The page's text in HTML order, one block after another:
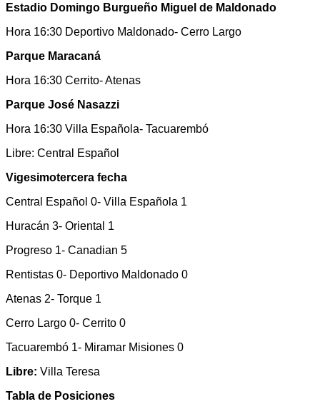
Estadio Domingo Burgueño Miguel de Maldonado
Hora 16:30 Deportivo Maldonado- Cerro Largo
Parque Maracaná
Hora 16:30 Cerrito- Atenas
Parque José Nasazzi
Hora 16:30 Villa Española- Tacuarembó
Libre: Central Español
Vigesimotercera fecha
Central Español 0- Villa Española 1
Huracán 3- Oriental 1
Progreso 1- Canadian 5
Rentistas 0- Deportivo Maldonado 0
Atenas 2- Torque 1
Cerro Largo 0- Cerrito 0
Tacuarembó 1- Miramar Misiones 0
Libre: Villa Teresa
Tabla de Posiciones